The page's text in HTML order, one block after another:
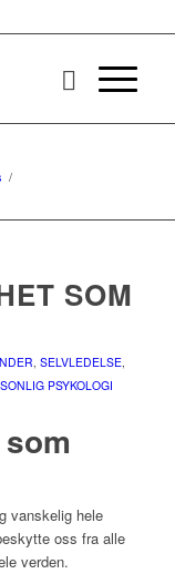
/
SOM
, SELVLEDELSE,
PSYKOLOGI
vanskelig hele
oss fra alle
verden.